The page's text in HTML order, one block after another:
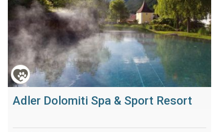
Adler Dolomiti Spa & Sport Resort